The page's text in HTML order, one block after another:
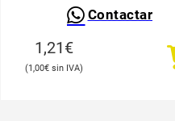
Contactar
1,21€
1,00€